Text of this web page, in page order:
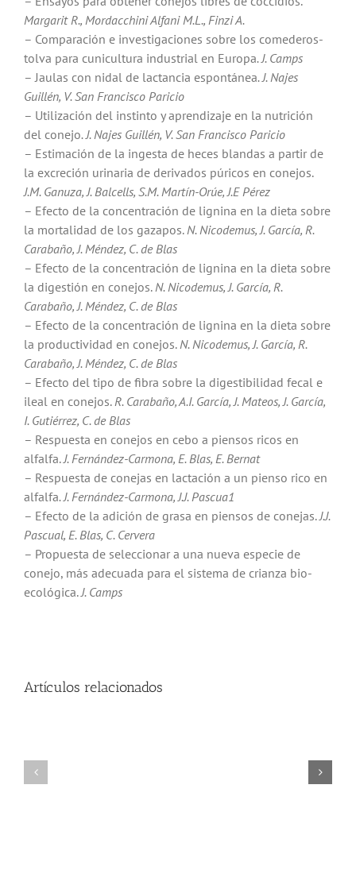
Margarit R., Mordacchini Alfani M.L., Finzi A.
– Comparación e investigaciones sobre los comederos-
tolva para cunicultura industrial en Europa. J. Camps
– Jaulas con nidal de lactancia espontánea. J. Najes
Guillén, V. San Francisco Paricio
– Utilización del instinto y aprendizaje en la nutrición
del conejo. J. Najes Guillén, V. San Francisco Paricio
– Estimación de la ingesta de heces blandas a partir de
la excreción urinaria de derivados púricos en conejos.
J.M. Ganuza, J. Balcells, S.M. Martín-Orúe, J.E Pérez
– Efecto de la concentración de lignina en la dieta sobre
la mortalidad de los gazapos. N. Nicodemus, J. García, R.
Carabaño, J. Méndez, C. de Blas
– Efecto de la concentración de lignina en la dieta sobre
la digestión en conejos. N. Nicodemus, J. García, R.
Carabaño, J. Méndez, C. de Blas
– Efecto de la concentración de lignina en la dieta sobre
la productividad en conejos. N. Nicodemus, J. García, R.
Carabaño, J. Méndez, C. de Blas
– Efecto del tipo de fibra sobre la digestibilidad fecal e
ileal en conejos. R. Carabaño, A.I. García, J. Mateos, J. García,
I. Gutiérrez, C. de Blas
– Respuesta en conejos en cebo a piensos ricos en
alfalfa. J. Fernández-Carmona, E. Blas, E. Bernat
– Respuesta de conejas en lactación a un pienso rico en
alfalfa. J. Fernández-Carmona, J.J. Pascua1
– Efecto de la adición de grasa en piensos de conejas. J.J.
Pascual, E. Blas, C. Cervera
– Propuesta de seleccionar a una nueva especie de
conejo, más adecuada para el sistema de crianza bio-
ecológica. J. Camps
Artículos relacionados